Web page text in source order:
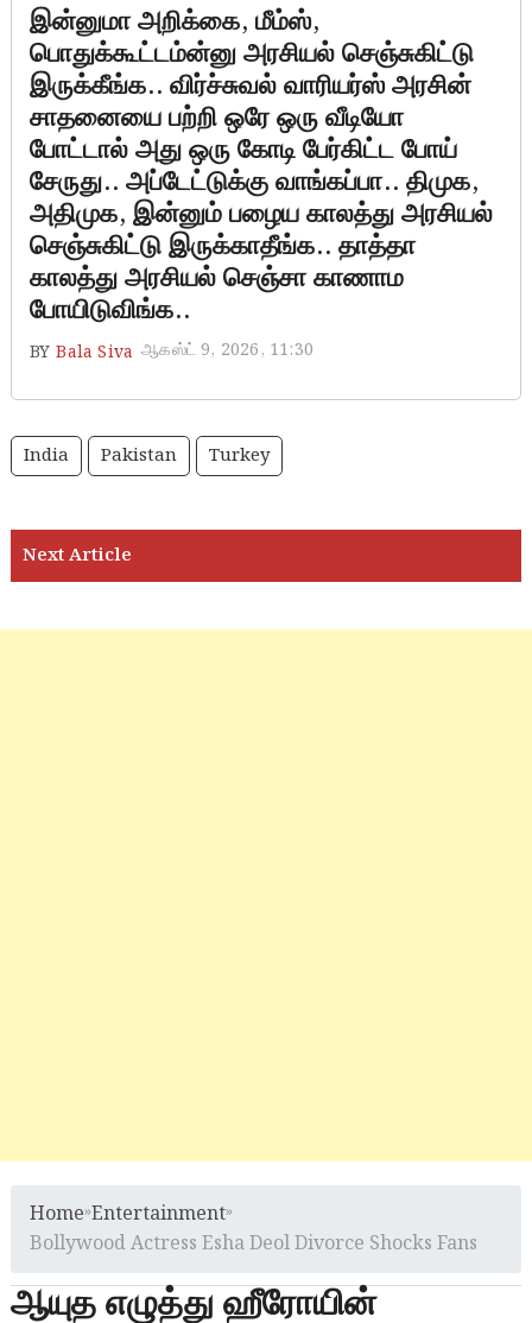
இன்னுமா அறிக்கை, மீம்ஸ்,
பொதுக்கூட்டம்ன்னு அரசியல் செஞ்சுகிட்டு
இருக்கீங்க.. விர்ச்சுவல் வாரியர்ஸ் அரசின்
சாதனையை பற்றி ஒரே ஒரு வீடியோ
போட்டால் அது ஒரு கோடி பேர்கிட்ட போய்
சேருது.. அப்டேட்டுக்கு வாங்கப்பா.. திமுக,
அதிமுக, இன்னும் பழைய காலத்து அரசியல்
செஞ்சுகிட்டு இருக்காதீங்க.. தாத்தா
காலத்து அரசியல் செஞ்சா காணாம
போயிடுவிங்க..
BY Bala Siva ஆகஸ்ட் 9, 2026, 11:30
India Pakistan Turkey
Home»Entertainment»
Bollywood Actress Esha Deol Divorce Shocks Fans
ஆயுத எழுத்து ஹீரோயின்